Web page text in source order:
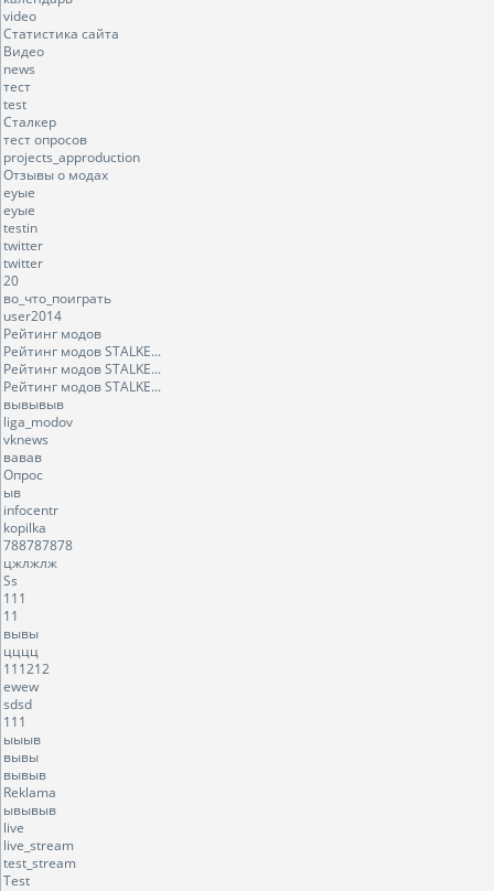
video
Статистика сайта
Видео
news
тест
test
Сталкер
тест опросов
projects_approduction
Отзывы о модах
еуые
еуые
testin
twitter
twitter
20
во_что_поиграть
user2014
Рейтинг модов
Рейтинг модов STALKE...
Рейтинг модов STALKE...
Рейтинг модов STALKE...
вывывыв
liga_modov
vknews
вавав
Опрос
ыв
infocentr
kopilka
788787878
цжлжлж
Ss
111
11
вывы
цццц
111212
ewew
sdsd
111
ыыыв
вывы
вывыв
Reklama
ывывыв
live
live_stream
test_stream
Test